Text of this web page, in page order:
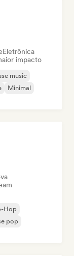
Eletrônica
impacto
music
Minimal
Hop
pop